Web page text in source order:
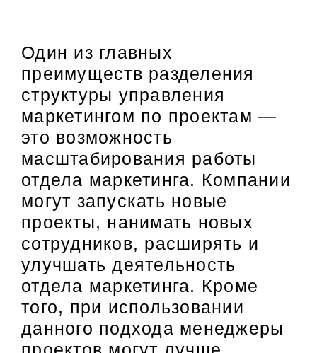
Один из главных
преимуществ разделения
структуры управления
маркетингом по проектам —
это возможность
масштабирования работы
отдела маркетинга. Компании
могут запускать новые
проекты, нанимать новых
сотрудников, расширять и
улучшать деятельность
отдела маркетинга. Кроме
того, при использовании
данного подхода менеджеры